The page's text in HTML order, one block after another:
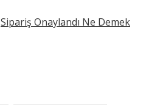
Sipariş Onaylandı Ne Demek